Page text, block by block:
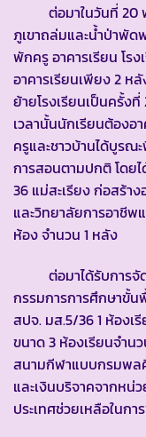
ต่อมาในวันที่ 20 พ
ภูเขาถล่มและน้ำป่าพัด
พักครู อาคารเรียน โร
อาคารเรียนเพียง 2 ห
ย้ายโรงเรียนเป็นครั้ง
เวลานั้นนักเรียนต้องอ
ครูและชาวบ้านได้บูรณ
การสอนตามปกติ โดย
36 แม่สะเรียง ก่อสร้า
และวิทยาลัยการอาชีพ
ห้อง จำนวน 1 หลัง
ต่อมาได้รับการจัด
กรรมการการศึกษาขั้น
สปจ. มส.5/36 1 ห้องเ
ขนาด 3 ห้องเรียนจำน
สนามกีฬาแบบกรมพล
และเงินบริจาคจากหน่
ประเทศช่วยเหลือในก